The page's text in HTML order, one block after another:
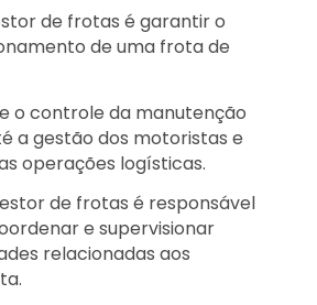
de frotas é garantir o
de uma frota de
o controle da manutenção
a gestão dos motoristas e
operações logísticas.
de frotas é responsável
e supervisionar
relacionadas aos